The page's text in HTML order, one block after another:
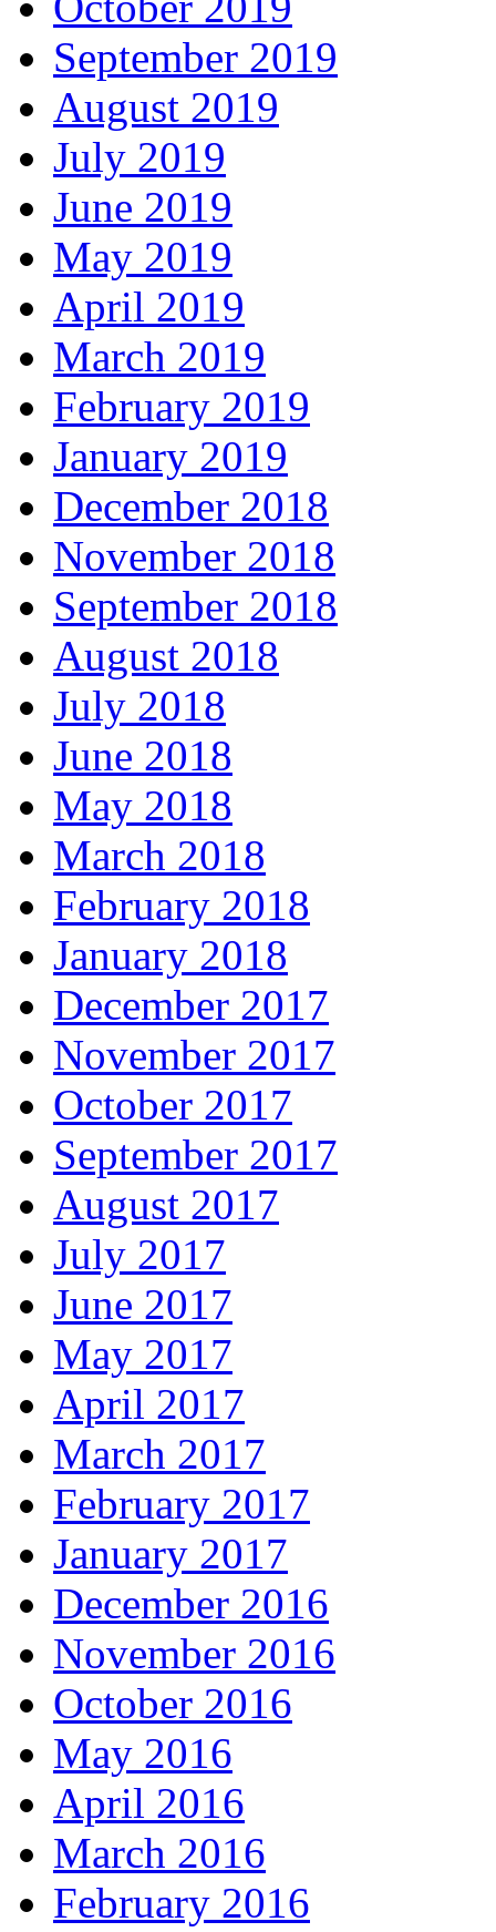
September 2019
August 2019
July 2019
June 2019
May 2019
April 2019
March 2019
February 2019
January 2019
December 2018
November 2018
September 2018
August 2018
July 2018
June 2018
May 2018
March 2018
February 2018
January 2018
December 2017
November 2017
October 2017
September 2017
August 2017
July 2017
June 2017
May 2017
April 2017
March 2017
February 2017
January 2017
December 2016
November 2016
October 2016
May 2016
April 2016
March 2016
February 2016